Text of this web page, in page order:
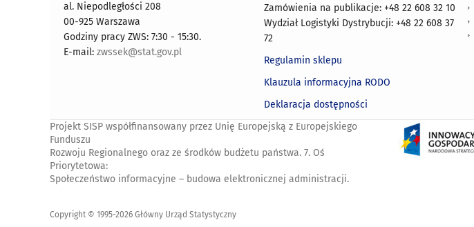
al. Niepodległości 208
00-925 Warszawa
Godziny pracy ZWS: 7:30 - 15:30.
E-mail: zwssek@stat.gov.pl
Zamówienia na publikacje: +48 22 608 32 10
Wydział Logistyki Dystrybucji: +48 22 608 37
72
Regulamin sklepu
Klauzula informacyjna RODO
Deklaracja dostępności
Projekt SISP współfinansowany przez Unię Europejską z Europejskiego
Funduszu
Rozwoju Regionalnego oraz ze środków budżetu państwa. 7. Oś
Priorytetowa:
Społeczeństwo informacyjne – budowa elektronicznej administracji.
Copyright © 1995-2026 Główny Urząd Statystyczny